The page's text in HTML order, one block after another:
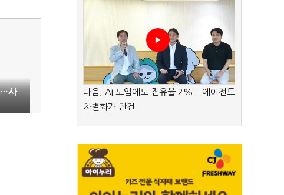
…사
다음, AI 도입에도 점유율 2%…에이전트
차별화가 관건